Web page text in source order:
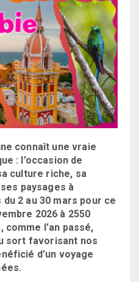
connaît une vraie
: l’occasion de
culture riche, sa
paysages à
2 au 30 mars pour ce
2026 à 2550
comme l’an passé,
sort favorisant nos
d’un voyage